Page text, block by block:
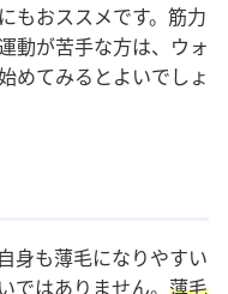
もおススメです。筋力
動が苦手な方は、ウォ
めてみるとよいでしょ
身も薄毛になりやすい
ではありません。 薄毛